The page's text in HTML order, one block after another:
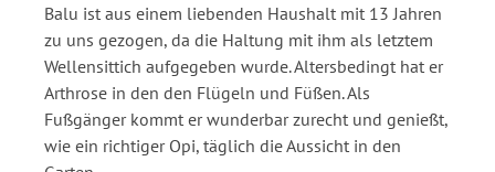
Balu ist aus einem liebenden Haushalt mit 13 Jahren
zu uns gezogen, da die Haltung mit ihm als letztem
Wellensittich aufgegeben wurde. Altersbedingt hat er
Arthrose in den den Flügeln und Füßen. Als
Fußgänger kommt er wunderbar zurecht und genießt,
wie ein richtiger Opi, täglich die Aussicht in den